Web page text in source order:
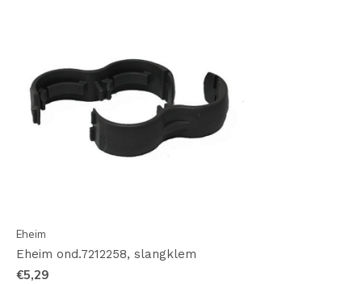
Eheim
Eheim ond.7212258, slangklem
€5,29